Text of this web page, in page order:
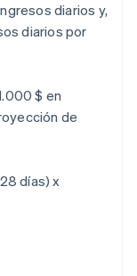
diarios y,
diarios por
$ en
de
días) x